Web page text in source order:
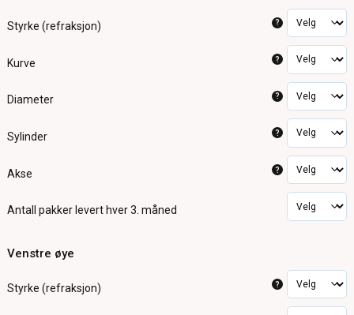
Styrke (refraksjon) ?
Kurve ?
Diameter ?
Sylinder ?
Akse ?
Antall pakker levert hver 3. måned
Venstre øye
Styrke (refraksjon) ?